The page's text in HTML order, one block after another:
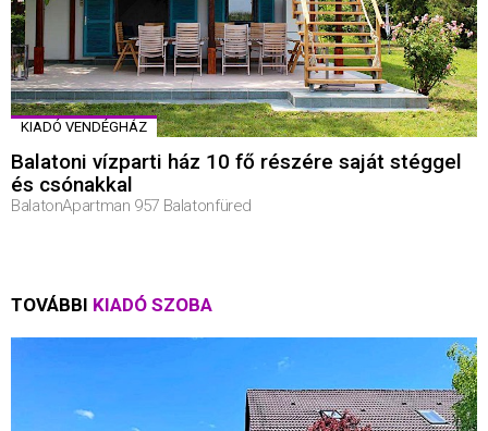
KIADÓ VENDÉGHÁZ
Balatoni vízparti ház 10 fő részére saját stéggel
és csónakkal
BalatonApartman 957 Balatonfüred
TOVÁBBI KIADÓ SZOBA